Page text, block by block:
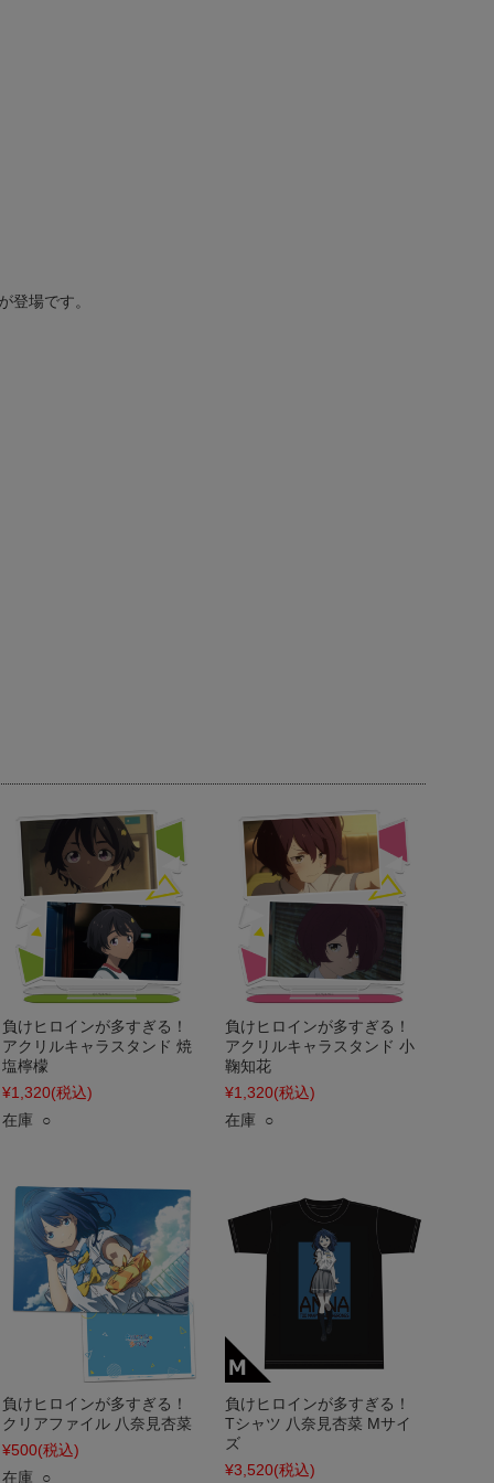
登場です。
負けヒロインが多すぎる！
アクリルキャラスタンド 焼
塩檸檬
¥1,320(税込)
在庫 ○
負けヒロインが多すぎる！
アクリルキャラスタンド 小
鞠知花
¥1,320(税込)
在庫 ○
負けヒロインが多すぎる！
クリアファイル 八奈見杏菜
¥500(税込)
在庫 ○
負けヒロインが多すぎる！
Tシャツ 八奈見杏菜 Mサイ
ズ
¥3,520(税込)